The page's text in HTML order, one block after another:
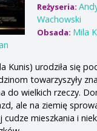
Reżyseria:
Wachowski
Obsada: Mila
Kunis) urodziła się
towarzyszyły
do wielkich rzeczy.
ale na ziemię
mieszkania i